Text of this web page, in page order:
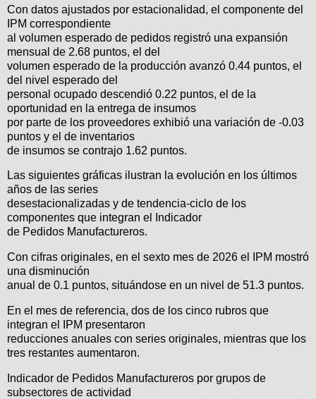
Con datos ajustados por estacionalidad, el componente del
IPM correspondiente
al volumen esperado de pedidos registró una expansión
mensual de 2.68 puntos, el del
volumen esperado de la producción avanzó 0.44 puntos, el
del nivel esperado del
personal ocupado descendió 0.22 puntos, el de la
oportunidad en la entrega de insumos
por parte de los proveedores exhibió una variación de -0.03
puntos y el de inventarios
de insumos se contrajo 1.62 puntos.
Las siguientes gráficas ilustran la evolución en los últimos
años de las series
desestacionalizadas y de tendencia-ciclo de los
componentes que integran el Indicador
de Pedidos Manufactureros.
Con cifras originales, en el sexto mes de 2026 el IPM mostró
una disminución
anual de 0.1 puntos, situándose en un nivel de 51.3 puntos.
En el mes de referencia, dos de los cinco rubros que
integran el IPM presentaron
reducciones anuales con series originales, mientras que los
tres restantes aumentaron.
Indicador de Pedidos Manufactureros por grupos de
subsectores de actividad